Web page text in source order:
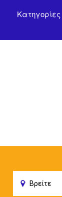
Κατηγορίες